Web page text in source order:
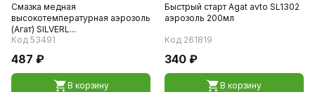
Смазка медная
высокотемпературная аэрозоль
(Агат) SILVERL...
Код 53491
487 ₽
В корзину
Быстрый старт Agat avto SL1302
аэрозоль 200мл
Код 261819
340 ₽
В корзину